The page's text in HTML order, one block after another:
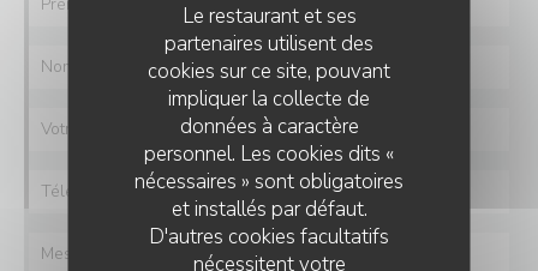
Le restaurant et ses
partenaires utilisent des
cookies sur ce site, pouvant
impliquer la collecte de
données à caractère
personnel. Les cookies dits «
nécessaires » sont obligatoires
et installés par défaut.
D'autres cookies facultatifs
nécessitent votre